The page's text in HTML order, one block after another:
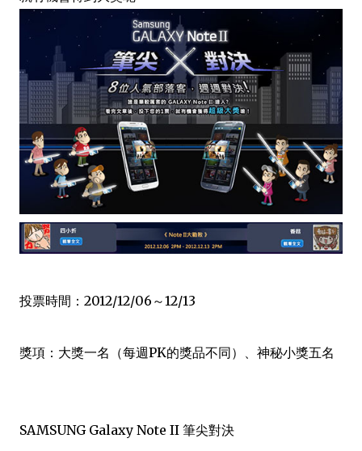
投票時間：2012/12/06～12/13
獎項：大獎一名（每週PK的獎品不同）、神秘小獎五名
SAMSUNG Galaxy Note II 筆尖對決